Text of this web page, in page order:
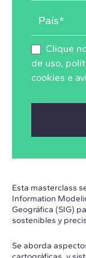
Esta masterclass
Information
Geográfica (SIG)
sostenibles y
Se aborda
Clique
de uso,
cookies e